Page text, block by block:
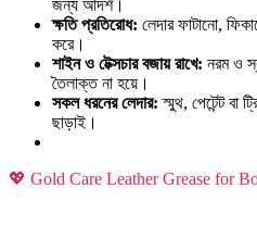
জন্য আদর্শ।
ক্ষতি প্রতিরোধ: লেদার ফাটানো,
করে।
শাইন ও টেক্সচার বজায় রাখে: নরম ও
তৈলাক্ত না হয়ে।
সকল ধরনের লেদার:স্মুথ, পেটেন্ট বা
ছাড়াই।
💖 Gold Care Leather Grease for